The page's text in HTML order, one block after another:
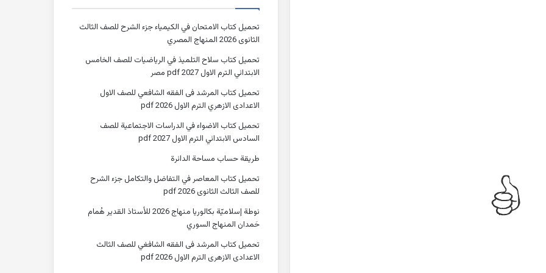
تحميل كتاب الامتحان في الكيمياء جزء الشرح للصف الثالث
الثانوى 2026 المنهاج المصري
تحميل كتاب سلاح التلميذ في الرياضيات للصف الخامس
الابتدائي الترم الاول 2027 pdf مصر
تحميل كتاب المرشد فى الفقه الشافعي للصف الاول
الاعدادى الازهري الترم الاول 2026 pdf
تحميل كتاب الاضواء في الدراسات الاجتماعية للصف
السادس الابتدائي الترم الاول 2027 pdf
طريقة حساب مساحة الدائرة
تحميل كتاب المعاصر في التفاضل والتكامل جزء الشرح
للصف الثالث الثانوى 2026 pdf
نوطة إسلاميّة بكالوريا منهاج 2026 للأستاذ القدير هُمام
حَمدان المنهاج السوري
تحميل كتاب المرشد فى الفقه الشافغي للصف الثالث
الاعدادى الازهرى الترم الاول 2026 pdf